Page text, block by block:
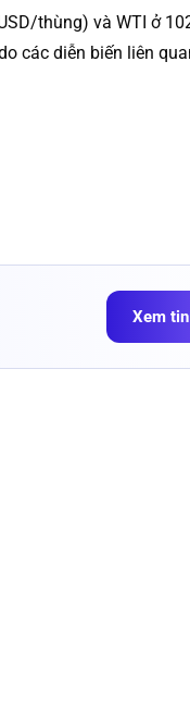
thùng) và WTI ở
các diễn biến liên
Xem